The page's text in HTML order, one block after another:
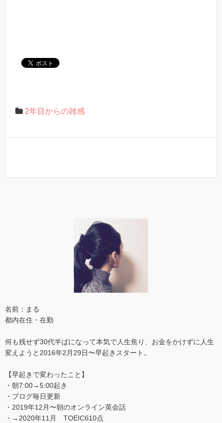
2年目からの雑感
名前：まる
都内在住・在勤
何も残せず30代半ばになって本気で人生焦り、お金をかけずに人生
変えようと2016年2月29日〜早起きスタート。
【早起きで変わったこと】
・朝7:00→5:00起き
・ブログ毎日更新
・2019年12月〜朝のオンライン英会話
・→2020年11月 TOEIC610点